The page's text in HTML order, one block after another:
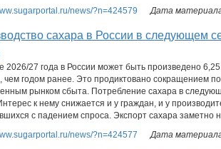
news/?n=424579
Дата
сахара в России в следующем
2026/27 года в России может быть произведено
годом ранее. Это продиктовано сокращением
рынком сбыта. Потребление сахара в
к нему снижается и у граждан, и у
с падением спроса. Экспорт сахара заметно
news/?n=424577
Дата